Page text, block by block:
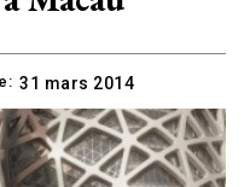
31 mars 2014